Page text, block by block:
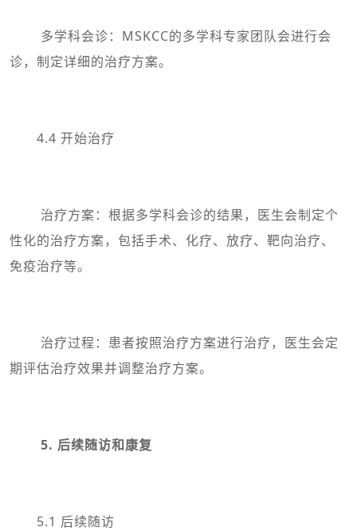
多学科会诊：MSKCC的多学科专家团队会进行会
诊，制定详细的治疗方案。
4.4 开始治疗
治疗方案：根据多学科会诊的结果，医生会制定个
性化的治疗方案，包括手术、化疗、放疗、靶向治疗、
免疫治疗等。
治疗过程：患者按照治疗方案进行治疗，医生会定
期评估治疗效果并调整治疗方案。
5. 后续随访和康复
5.1 后续随访